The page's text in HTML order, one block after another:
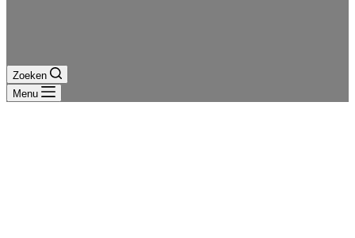
Zoeken
Menu